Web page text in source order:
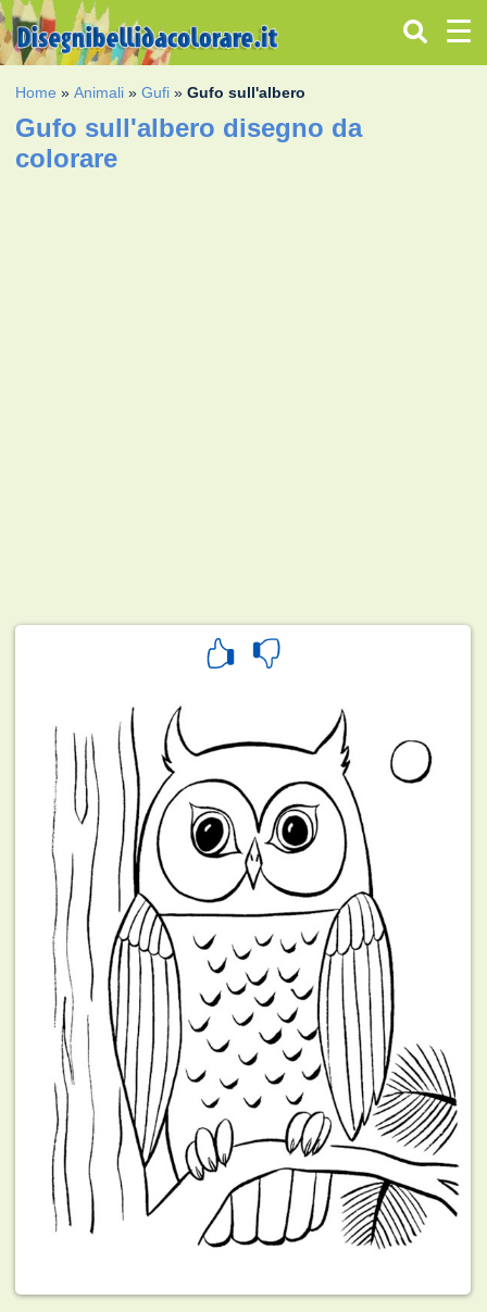
Home »Animali »Gufi »Gufo sull'albero
Gufo sull'albero disegno da
colorare